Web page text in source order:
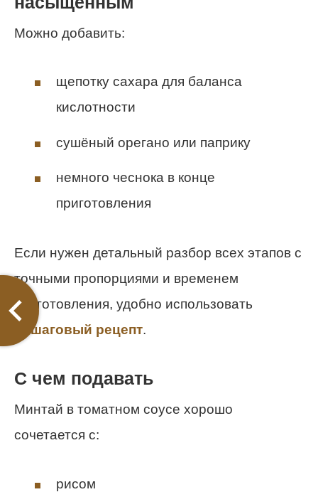
Можно добавить:
щепотку сахара для баланса
кислотности
сушёный орегано или паприку
немного чеснока в конце
приготовления
Если нужен детальный разбор всех этапов с
точными пропорциями и временем
приготовления, удобно использовать
пошаговый рецепт.
С чем подавать
Минтай в томатном соусе хорошо
сочетается с:
рисом